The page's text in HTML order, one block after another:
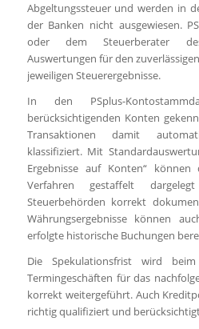
Abgeltungssteuer und werden in
der Banken nicht ausgewiesen.
oder dem Steuerberater
Auswertungen für den
jeweiligen Steuerergebnisse.
In den PSplus-
berücksichtigenden Konten
Transaktionen damit
klassifiziert. Mit
Ergebnisse auf Konten“ können
Verfahren gestaffelt
Steuerbehörden korrekt
Währungsergebnisse können
erfolgte historische Buchungen
Die Spekulationsfrist wird
Termingeschäften für das
korrekt weitergeführt. Auch
richtig qualifiziert und